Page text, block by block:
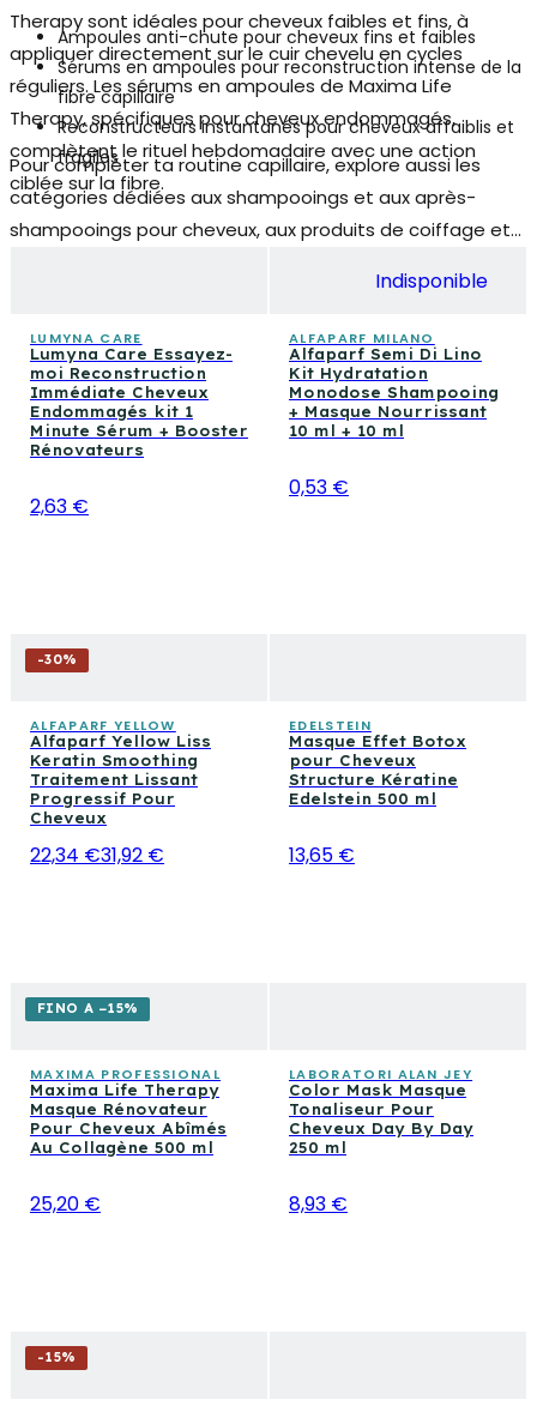
Therapy sont idéales pour cheveux faibles et fins, à
appliquer directement sur le cuir chevelu en cycles
réguliers. Les sérums en ampoules de Maxima Life
Therapy, spécifiques pour cheveux endommagés,
complètent le rituel hebdomadaire avec une action
ciblée sur la fibre.
Ampoules anti-chute pour cheveux fins et faibles
Sérums en ampoules pour reconstruction intense de la
fibre capillaire
Reconstructeurs instantanés pour cheveux affaiblis et
fragiles
Pour compléter ta routine capillaire, explore aussi les
catégories dédiées aux shampooings et aux après-
shampooings pour cheveux, aux produits de coiffage et
parcours complet du lavage à la finition, pensé pour
journée.
LUMYNA CARE
Lumyna Care Essayez-
moi Reconstruction
Immédiate Cheveux
Endommagés kit 1
Minute Sérum + Booster
Rénovateurs
2,63 €
Indisponible
ALFAPARF MILANO
Alfaparf Semi Di Lino
Kit Hydratation
Monodose Shampooing
+ Masque Nourrissant
10 ml + 10 ml
0,53 €
-30%
ALFAPARF YELLOW
Alfaparf Yellow Liss
Keratin Smoothing
Traitement Lissant
Progressif Pour
Cheveux
22,34 €31,92 €
EDELSTEIN
Masque Effet Botox
pour Cheveux
Structure Kératine
Edelstein 500 ml
13,65 €
FINO A −15%
MAXIMA PROFESSIONAL
Maxima Life Therapy
Masque Rénovateur
Pour Cheveux Abîmés
Au Collagène 500 ml
25,20 €
LABORATORI ALAN JEY
Color Mask Masque
Tonaliseur Pour
Cheveux Day By Day
250 ml
8,93 €
-15%